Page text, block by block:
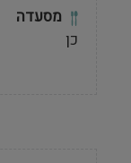
מסעדה
כן